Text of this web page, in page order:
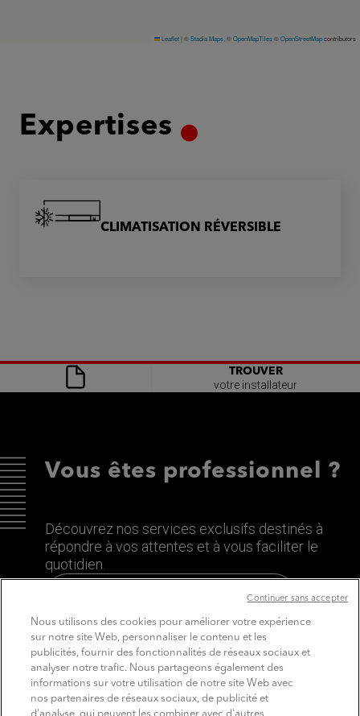
Leaflet| ©Stadia Maps , ©OpenMapTiles©OpenStreetMapcontributors
Expertises
CLIMATISATION RÉVERSIBLE
TROUVER
votre installateur
Vous êtes professionnel ?
Découvrez nos services exclusifs destinés à
répondre à vos attentes et à vous faciliter le
quotidien.
Découvrez le site dédié aux Pros
Nous utilisons des cookies pour améliorer votre expérience
sur notre site Web, personnaliser le contenu et les
publicités, fournir des fonctionnalités de réseaux sociaux et
analyser notre trafic. Nous partageons également des
informations sur votre utilisation de notre site Web avec
nos partenaires de réseaux sociaux, de publicité et
Continuer sans accepter